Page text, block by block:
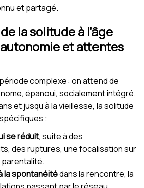
et partagé.
la solitude à l’âge
et attentes
complexe : on attend de
épanoui, socialement intégré.
et jusqu’à la vieillesse, la solitude
:
se réduit, suite à des
des ruptures, une focalisation sur
parentalité.
la spontanéitédans la rencontre, la